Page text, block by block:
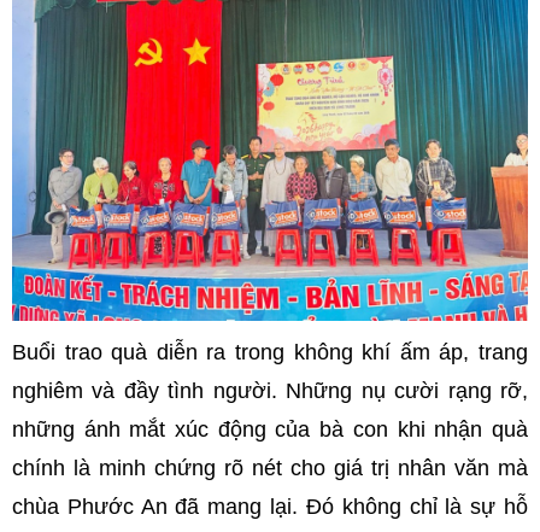
Buổi trao quà diễn ra trong không khí ấm áp, trang
nghiêm và đầy tình người. Những nụ cười rạng rỡ,
những ánh mắt xúc động của bà con khi nhận quà
chính là minh chứng rõ nét cho giá trị nhân văn mà
chùa Phước An đã mang lại. Đó không chỉ là sự hỗ